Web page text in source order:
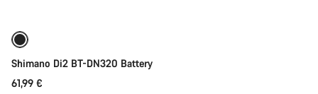
Shimano Di2 BT-DN320 Battery
61,99 €